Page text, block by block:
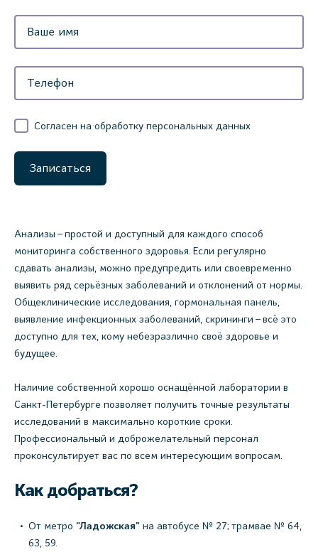
Согласен на обработку персональных данных
Записаться
Анализы – простой и доступный для каждого способ
мониторинга собственного здоровья. Если регулярно
сдавать анализы, можно предупредить или своевременно
выявить ряд серьёзных заболеваний и отклонений от нормы.
Общеклинические исследования, гормональная панель,
выявление инфекционных заболеваний, скрининги – всё это
доступно для тех, кому небезразлично своё здоровье и
будущее.
Наличие собственной хорошо оснащённой лаборатории в
Санкт-Петербурге позволяет получить точные результаты
исследований в максимально короткие сроки.
Профессиональный и доброжелательный персонал
проконсультирует вас по всем интересующим вопросам.
Как добраться?
От метро "Ладожская" на автобусе № 27; трамвае № 64,
63, 59.